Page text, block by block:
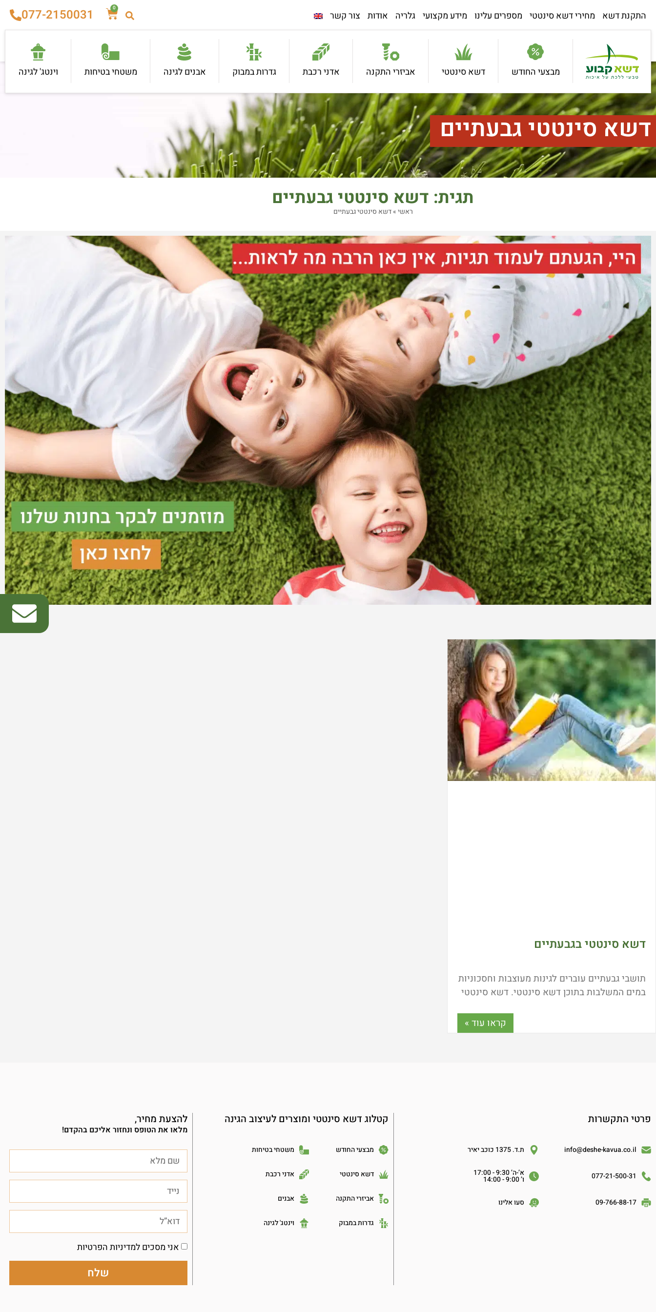
התקנת דשא מחירי דשא סינטטי מספרים עלינו מידע מקצועי גלריה אודות צור קשר
0
077-2150031
מבצעי החודש דשא סינטטי אביזרי התקנה אדני רכבת גדרות במבוק אבנים לגינה משטחי בטיחות וינטג' לגינה
דשא סינטטי גבעתיים
תגית: דשא סינטטי גבעתיים
ראשי»דשא סינטטי גבעתיים
דשא סינטטי בגבעתיים
תושבי גבעתיים עוברים לגינות מעוצבות וחסכוניות
במים המשלבות בתוכן דשא סינטטי. דשא סינטטי
ספורט ושטחים ציבוריים אלא גם בגינות ומרפסות.
איפה אפשר לקנות דשא סינטטי באזור גבעתיים?
קראו עוד »
פרטי התקשרות
info@deshe-kavua.co.il ת.ד. 1375 כוכב יאיר
077-21-500-31 א’-ה’ 9:30 - 17:00
ו’ 9:00 - 14:00
09-766-88-17 סעו אלינו
קטלוג דשא סינטטי ומוצרים לעיצוב הגינה
מבצעי החודש משטחי בטיחות
דשא סינטטי אדני רכבת
אביזרי התקנה אבנים
גדרות במבוק וינטג' לגינה
להצעת מחיר,
מלאו את הטופס ונחזור אליכם בהקדם!
אני מסכים למדיניות הפרטיות
שלח